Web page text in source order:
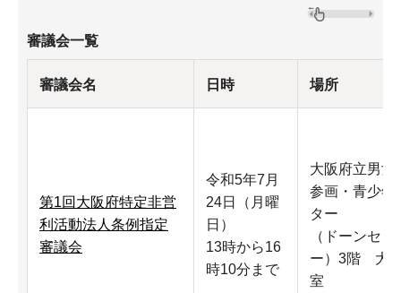
審議会一覧
審議会名 日時 場所
第1回大阪府特定非営
利活動法人条例指定
審議会
令和5年7月
24日（月曜
日）
13時から16
時10分まで
大阪府立男女
参画・青少年
ター
（ドーンセン
ー）3階 大
室